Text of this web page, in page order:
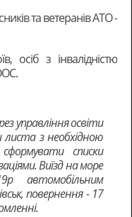
та ветеранів АТО -
осіб з інвалідністю
управління освіти
з необхідною
списки
Виїзд на море
автомобільним
повернення - 17